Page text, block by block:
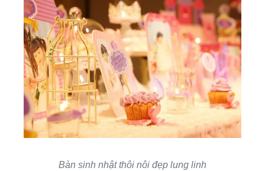
Bàn sinh nhật thôi nôi đẹp lung linh